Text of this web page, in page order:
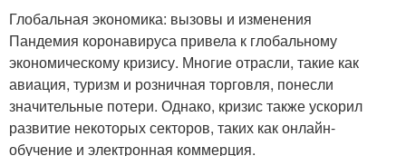
Глобальная экономика: вызовы и изменения
Пандемия коронавируса привела к глобальному
экономическому кризису. Многие отрасли, такие как
авиация, туризм и розничная торговля, понесли
значительные потери. Однако, кризис также ускорил
развитие некоторых секторов, таких как онлайн-
обучение и электронная коммерция.